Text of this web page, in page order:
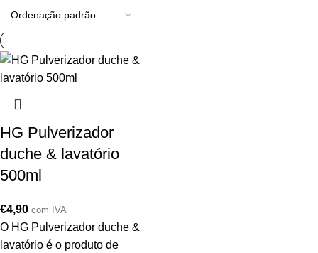
HG Pulverizador
duche & lavatório
500ml
€4,90 com IVA
O HG Pulverizador duche &
lavatório é o produto de